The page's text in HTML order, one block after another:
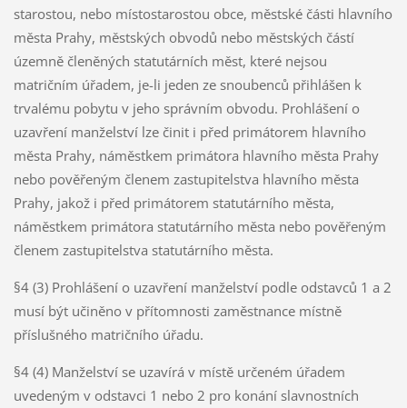
starostou, nebo místostarostou obce, městské části hlavního
města Prahy, městských obvodů nebo městských částí
územně členěných statutárních měst, které nejsou
matričním úřadem, je-li jeden ze snoubenců přihlášen k
trvalému pobytu v jeho správním obvodu. Prohlášení o
uzavření manželství lze činit i před primátorem hlavního
města Prahy, náměstkem primátora hlavního města Prahy
nebo pověřeným členem zastupitelstva hlavního města
Prahy, jakož i před primátorem statutárního města,
náměstkem primátora statutárního města nebo pověřeným
členem zastupitelstva statutárního města.
§4 (3) Prohlášení o uzavření manželství podle odstavců 1 a 2
musí být učiněno v přítomnosti zaměstnance místně
příslušného matričního úřadu.
§4 (4) Manželství se uzavírá v místě určeném úřadem
uvedeným v odstavci 1 nebo 2 pro konání slavnostních